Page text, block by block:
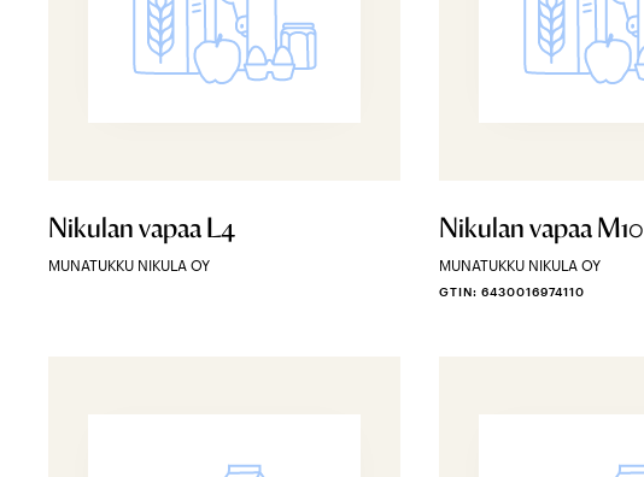
Nikulan vapaa L4
MUNATUKKU NIKULA OY
Nikulan vapaa M10
MUNATUKKU NIKULA OY
GTIN: 6430016974110